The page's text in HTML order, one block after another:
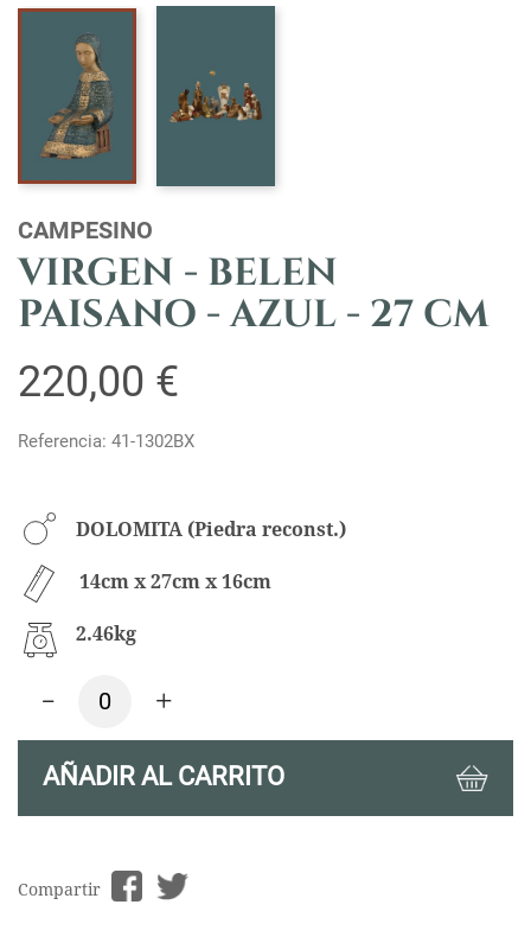
CAMPESINO
VIRGEN - BELEN
PAISANO - AZUL - 27 CM
220,00 €
Referencia: 41-1302BX
DOLOMITA (Piedra reconst.)
14cm x 27cm x 16cm
2.46kg
- +
AÑADIR AL CARRITO
Compartir